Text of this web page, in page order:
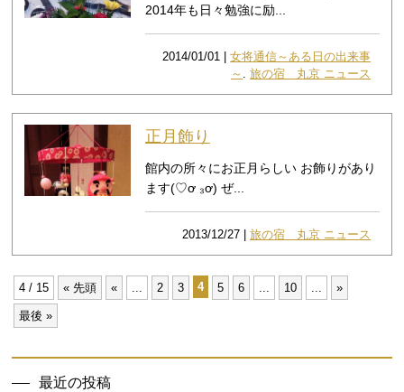
2014年も日々勉強に励...
2014/01/01 |女将通信～ある日の出来事
～
.旅の宿 丸京 ニュース
正月飾り
館内の所々にお正月らしい お飾りがあり
ます(♡ơ ₃ơ) ぜ...
2013/12/27 |旅の宿 丸京 ニュース
4 / 15 « 先頭 « 2 3 4 5 6 10 »
最後 »
最近の投稿